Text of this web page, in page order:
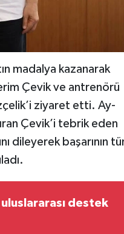
madalya kazanarak
Çevik ve antrenörü
ziyaret etti. Ay-
Çevik’i tebrik eden
dileyerek başarının
destek